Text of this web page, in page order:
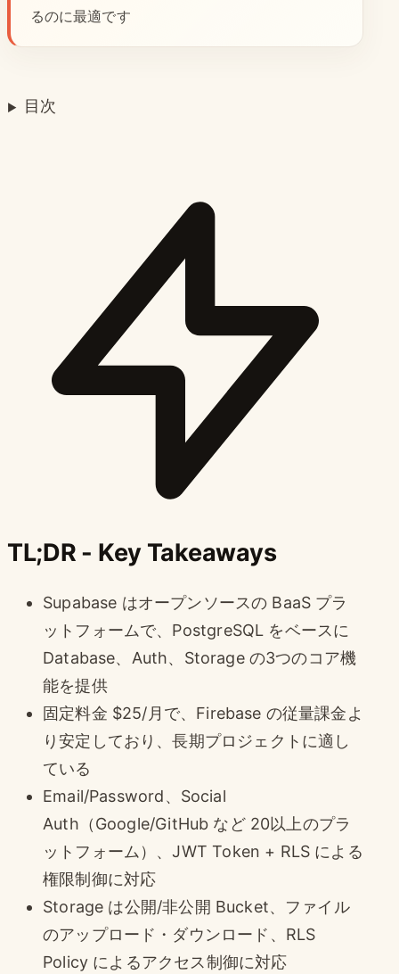
るのに最適です
目次
TL;DR - Key Takeaways
Supabase はオープンソースの BaaS プラ
ットフォームで、PostgreSQL をベースに
Database、Auth、Storage の3つのコア機
能を提供
固定料金 $25/月で、Firebase の従量課金よ
り安定しており、長期プロジェクトに適し
ている
Email/Password、Social
Auth（Google/GitHub など 20以上のプラ
ットフォーム）、JWT Token + RLS による
権限制御に対応
Storage は公開/非公開 Bucket、ファイル
のアップロード・ダウンロード、RLS
Policy によるアクセス制御に対応